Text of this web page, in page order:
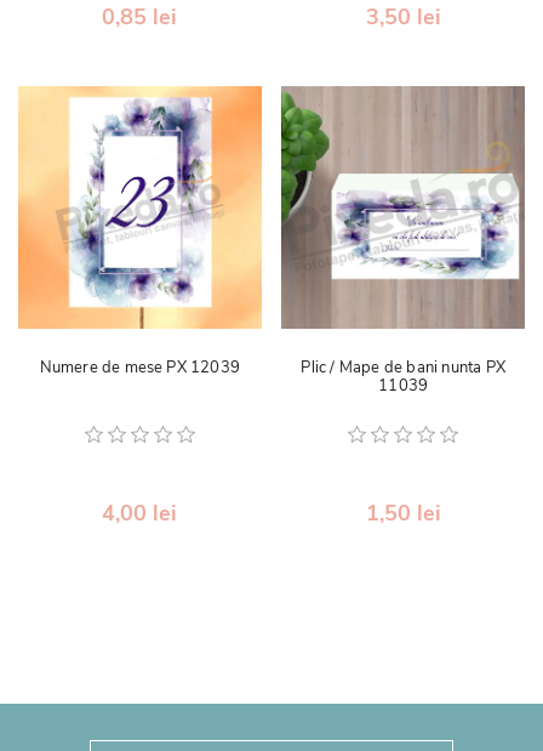
0,85 lei 3,50 lei
Numere de mese PX 12039
4,00 lei
Plic / Mape de bani nunta PX
11039
1,50 lei